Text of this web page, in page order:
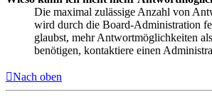
Die maximal zulässige Anzahl von
wird durch die Board-Administration
glaubst, mehr Antwortmöglichkeiten
benötigen, kontaktiere einen
Nach oben